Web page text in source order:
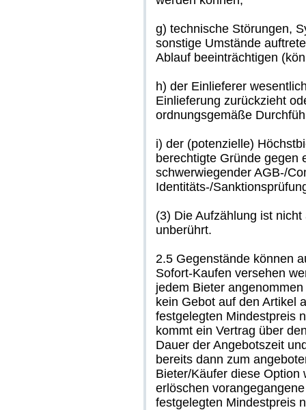
g) technische Störungen,
sonstige Umstände
Ablauf beeinträchtigen
h) der Einlieferer
Einlieferung zurückzieht
ordnungsgemäße
i) der (potenzielle)
berechtigte Gründe gegen
schwerwiegender AGB-/
Identitäts-/
(3) Die Aufzählung ist
unberührt.
2.5 Gegenstände können
Sofort-Kaufen versehen
jedem Bieter
kein Gebot auf den Artikel
festgelegten Mindestpreis
kommt ein Vertrag über
Dauer der Angebotszeit
bereits dann zum
Bieter/Käufer diese Option
erlöschen
festgelegten Mindestpreis